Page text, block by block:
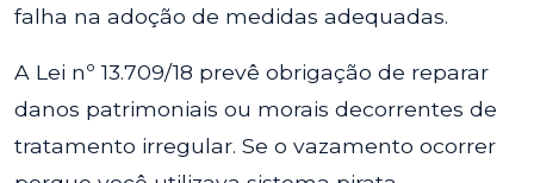
falha na adoção de medidas adequadas.
A Lei nº 13.709/18 prevê obrigação de reparar
danos patrimoniais ou morais decorrentes de
tratamento irregular. Se o vazamento ocorrer